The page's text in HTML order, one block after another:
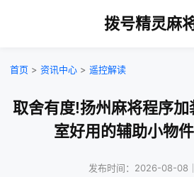
拨号精灵麻
首页 > 资讯中心 > 遥控解读
取舍有度!扬州麻将程序加
室好用的辅助小物
发布时间：2026-08-08